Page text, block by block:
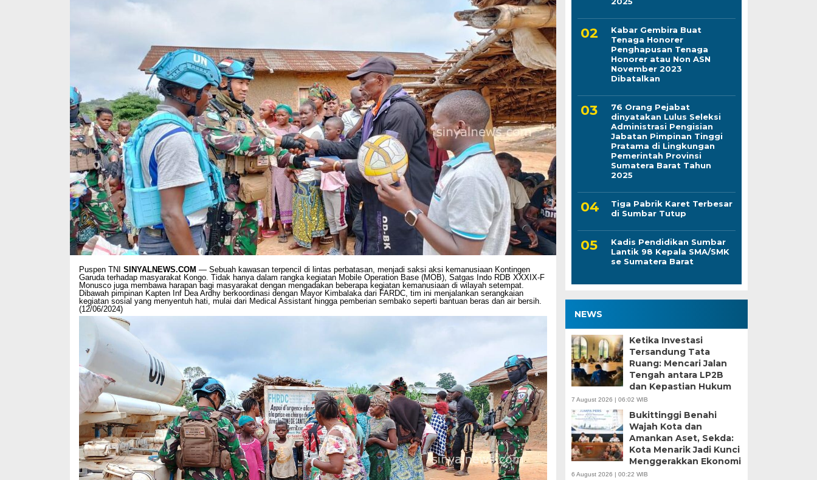
Puspen TNI SINYALNEWS.COM — Sebuah kawasan terpencil di lintas perbatasan, menjadi saksi aksi kemanusiaan Kontingen
Garuda terhadap masyarakat Kongo. Tidak hanya dalam rangka kegiatan Mobile Operation Base (MOB), Satgas Indo RDB XXXIX-F
Monusco juga membawa harapan bagi masyarakat dengan mengadakan beberapa kegiatan kemanusiaan di wilayah setempat.
Dibawah pimpinan Kapten Inf Dea Ardhy berkoordinasi dengan Mayor Kimbalaka dari FARDC, tim ini menjalankan serangkaian
kegiatan sosial yang menyentuh hati, mulai dari Medical Assistant hingga pemberian sembako seperti bantuan beras dan air bersih.
(12/06/2024)
Kabar Gembira Buat
Tenaga Honorer
Penghapusan Tenaga
Honorer atau Non ASN
November 2023
Dibatalkan
76 Orang Pejabat
dinyatakan Lulus Seleksi
Administrasi Pengisian
Jabatan Pimpinan Tinggi
Pratama di Lingkungan
Pemerintah Provinsi
Sumatera Barat Tahun
2025
Tiga Pabrik Karet Terbesar
di Sumbar Tutup
Kadis Pendidikan Sumbar
Lantik 98 Kepala SMA/SMK
se Sumatera Barat
NEWS
Ketika Investasi
Tersandung Tata
Ruang: Mencari Jalan
Tengah antara LP2B
dan Kepastian Hukum
7 August 2026 | 06:02 WIB
Bukittinggi Benahi
Wajah Kota dan
Amankan Aset, Sekda:
Kota Menarik Jadi Kunci
Menggerakkan Ekonomi
6 August 2026 | 00:22 WIB